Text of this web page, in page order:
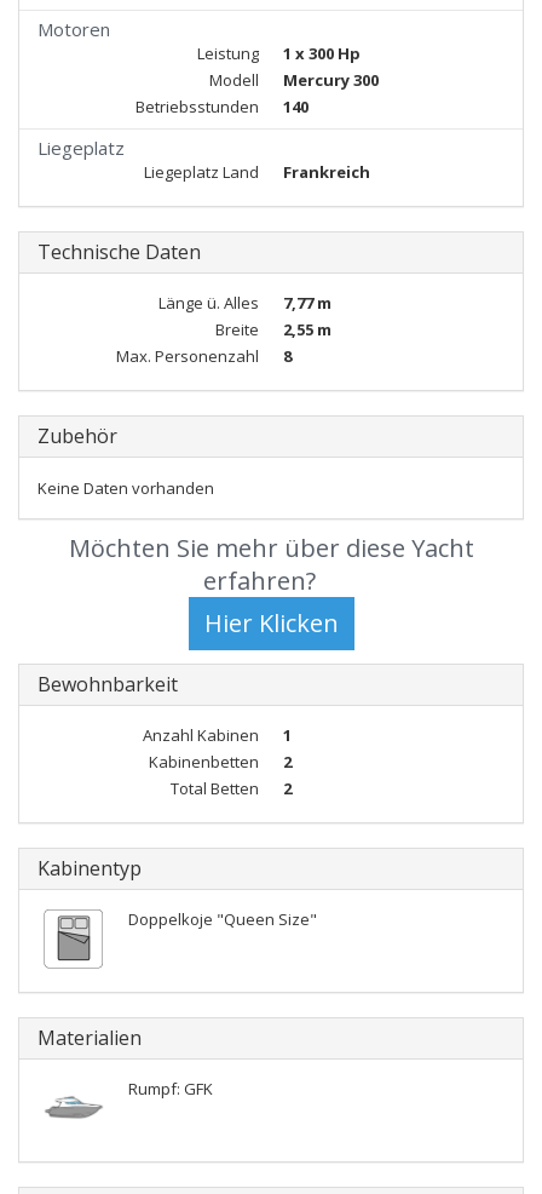
Motoren
Leistung
1 x 300 Hp
Modell
Mercury 300
Betriebsstunden
140
Liegeplatz
Liegeplatz Land Frankreich
Technische Daten
Länge ü. Alles
7,77 m
Breite
2,55 m
Max. Personenzahl
8
Zubehör
Keine Daten vorhanden
Möchten Sie mehr über diese Yacht
erfahren?
Bewohnbarkeit
Anzahl Kabinen
1
Kabinenbetten
2
Total Betten
2
Kabinentyp
Doppelkoje "Queen Size"
Materialien
Rumpf: GFK